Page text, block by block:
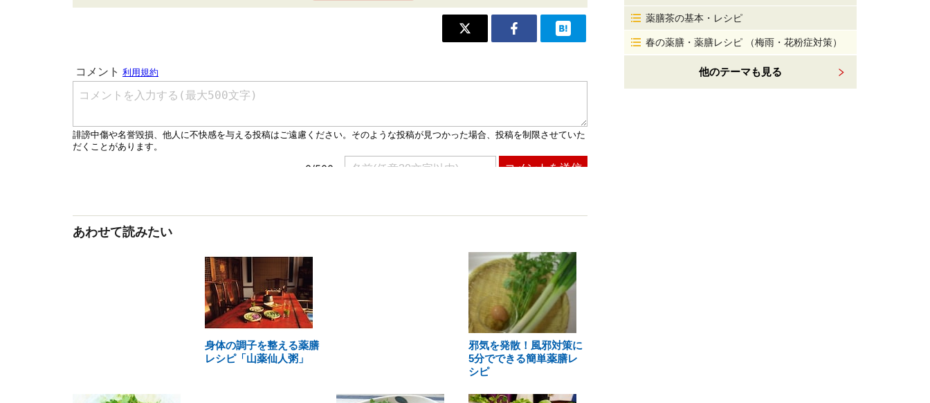
あわせて読みたい
身体の調子を整える薬膳
レシピ「山薬仙人粥」
邪気を発散！風邪対策に
5分でできる簡単薬膳レ
シピ
薬膳茶の基本・レシピ
春の薬膳・薬膳レシピ （梅雨・花粉症対策）
他のテーマも見る